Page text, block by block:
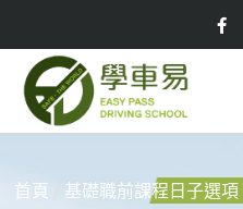
首頁 基礎職前課程日子選項